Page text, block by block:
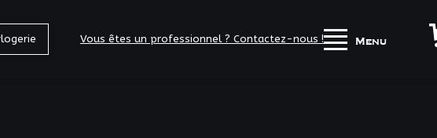
Vous êtes un professionnel ? Contactez-nous ! Menu